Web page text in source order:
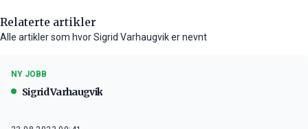
Relaterte artikler
Alle artikler som hvor Sigrid Varhaugvik er nevnt
NY JOBB
Sigrid Varhaugvik